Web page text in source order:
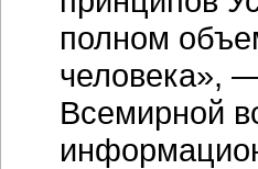
полном
человека»,
Всемирной